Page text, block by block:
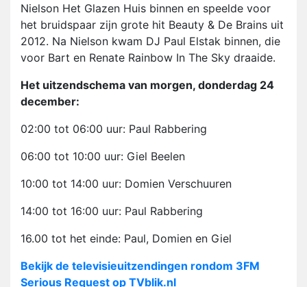
Nielson Het Glazen Huis binnen en speelde voor
het bruidspaar zijn grote hit Beauty & De Brains uit
2012. Na Nielson kwam DJ Paul Elstak binnen, die
voor Bart en Renate Rainbow In The Sky draaide.
Het uitzendschema van morgen, donderdag 24
december:
02:00 tot 06:00 uur: Paul Rabbering
06:00 tot 10:00 uur: Giel Beelen
10:00 tot 14:00 uur: Domien Verschuuren
14:00 tot 16:00 uur: Paul Rabbering
16.00 tot het einde: Paul, Domien en Giel
Bekijk de televisieuitzendingen rondom 3FM
Serious Request op TVblik.nl